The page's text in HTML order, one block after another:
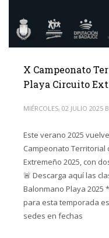
X Campeonato
Playa Circuito
MIÉRCOLES, 02 JULIO 2025
Este verano 2025
Campeonato Territorial
Extremeño 2025, con
🚨 Descarga aquí las
Balonmano Playa 2025
para esta temporada
sedes en fechas